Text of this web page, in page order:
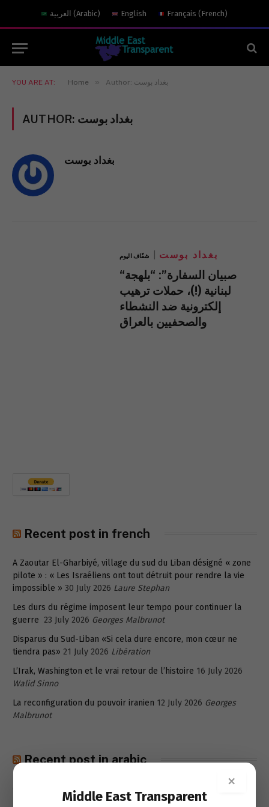
العربية (Arabic) English Français (French)
YOU ARE AT: Home » Author: بغداد بوست
AUTHOR: بغداد بوست
بغداد بوست
شفّاف اليوم بغداد بوست
“صبيان السفارة”: “بلهجة
لبنانية (!)، حملات ترهيب
إلكترونية ضد النشطاء
والصحفيين بالعراق
Recent post in french
A Zaoutar El-Gharbiyé, village du sud du Liban désigné « zone
pilote » : « Les Israéliens ont tout détruit pour rendre la vie
impossible » 30 July 2026 Laure Stephan
Les durs du régime imposent leur tempo pour continuer la
guerre 23 July 2026 Georges Malbrunot
Disparus du Sud-Liban «Si cela dure encore, mon cœur ne
tiendra pas» 21 July 2026 Libération
L’Irak, Washington et le vrai retour de l’histoire 16 July 2026
Walid Sinno
La reconfiguration du pouvoir iranien 12 July 2026 Georges
Malbrunot
Recent post in arabic
هل تراجع دور قاليباف؟ ×
Middle East Transparent